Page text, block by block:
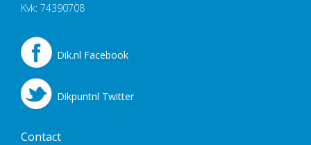
Kvk: 74390708
Dik.nl Facebook
Dikpuntnl Twitter
Contact